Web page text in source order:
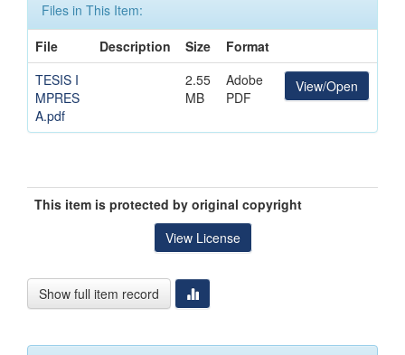
Files in This Item:
File
Description Size
Format
TESIS I
MPRES
A.pdf
2.55
MB
Adobe
PDF
View/Open
This item is protected by original copyright
View License
Show full item record